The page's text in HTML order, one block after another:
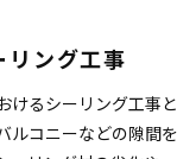
リング工事
けるシーリング工事
ルコニーなどの隙間